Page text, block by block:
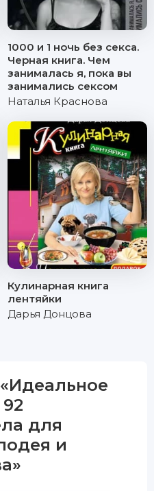
1000 и 1 ночь без секса.
Черная книга. Чем
занималась я, пока вы
занимались сексом
Наталья Краснова
Кулинарная книга
лентяйки
Дарья Донцова
для
и